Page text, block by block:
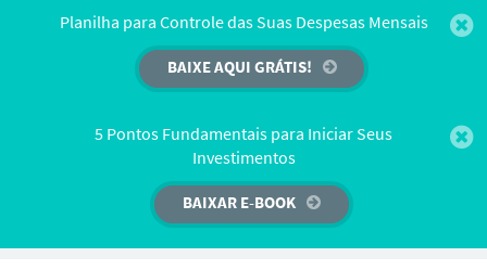
Planilha para Controle das Suas Despesas Mensais
BAIXE AQUI GRÁTIS!
5 Pontos Fundamentais para Iniciar Seus
Investimentos
BAIXAR E-BOOK